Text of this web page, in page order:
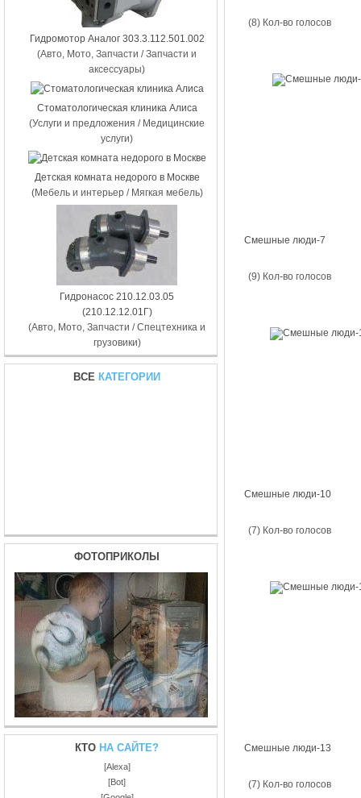
Гидромотор Аналог 303.3.112.501.002
(Авто, Мото, Запчасти / Запчасти и
аксессуары)
Стоматологическая клиника Алиса
(Услуги и предложения / Медицинские
услуги)
Детская комната недорого в Москве
(Мебель и интерьер / Мягкая мебель)
Гидронасос 210.12.03.05
(210.12.12.01Г)
(Авто, Мото, Запчасти / Спецтехника и
грузовики)
ВСЕ КАТЕГОРИИ
ФОТОПРИКОЛЫ
КТО НА САЙТЕ?
[Alexa]
[Bot]
(8) Кол-во голосов
Смешные люди-7
(9) Кол-во голосов
Смешные люди-10
(7) Кол-во голосов
Смешные люди-13
(7) Кол-во голосов